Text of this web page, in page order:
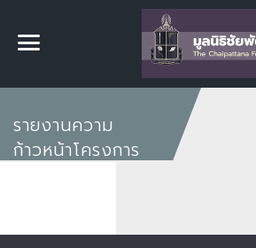
รายงานความ
ก้าวหน้าโครงการ